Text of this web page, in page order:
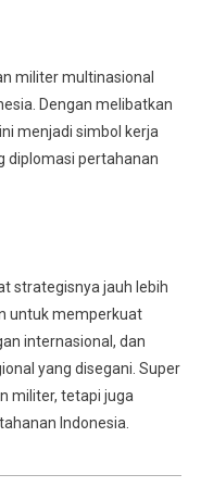
militer multinasional
Dengan melibatkan
menjadi simbol kerja
diplomasi pertahanan
strategisnya jauh lebih
untuk memperkuat
internasional, dan
yang disegani. Super
militer, tetapi juga
Indonesia.